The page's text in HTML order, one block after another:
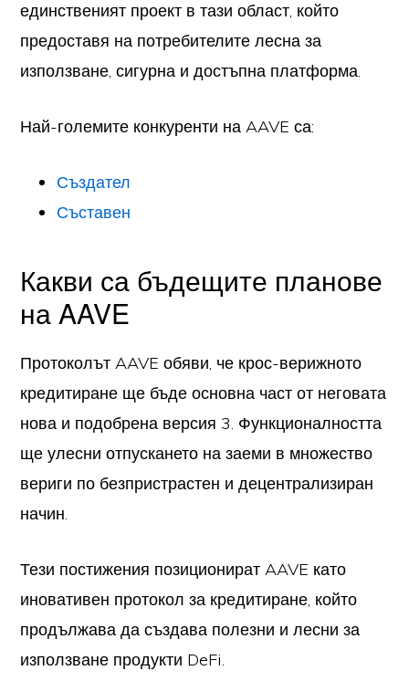
единственият проект в тази област, който
предоставя на потребителите лесна за
използване, сигурна и достъпна платформа.
Най-големите конкуренти на AAVE са:
Създател
Съставен
Какви са бъдещите планове
на AAVE
Протоколът AAVE обяви, че крос-верижното
кредитиране ще бъде основна част от неговата
нова и подобрена версия 3. Функционалността
ще улесни отпускането на заеми в множество
вериги по безпристрастен и децентрализиран
начин.
Тези постижения позиционират AAVE като
иновативен протокол за кредитиране, който
продължава да създава полезни и лесни за
използване продукти DeFi.